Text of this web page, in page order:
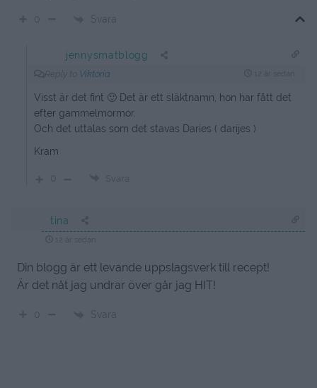
Svara
jennysmatblogg
Viktoria
Visst är det fint 🙂 Det är ett släktnamn, hon har fått det
efter gammelmormor.
Och det uttalas som det stavas Daries ( darijes )
Kram
Svara
tina
12 år sedan
Din blogg är ett levande uppslagsverk till recept!
Är det nåt jag undrar över går jag HIT!
Svara